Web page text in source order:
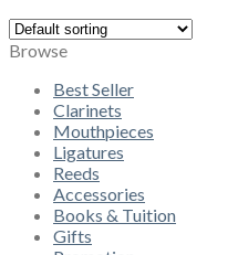
Browse
Best Seller
Clarinets
Mouthpieces
Ligatures
Reeds
Accessories
Books & Tuition
Gifts